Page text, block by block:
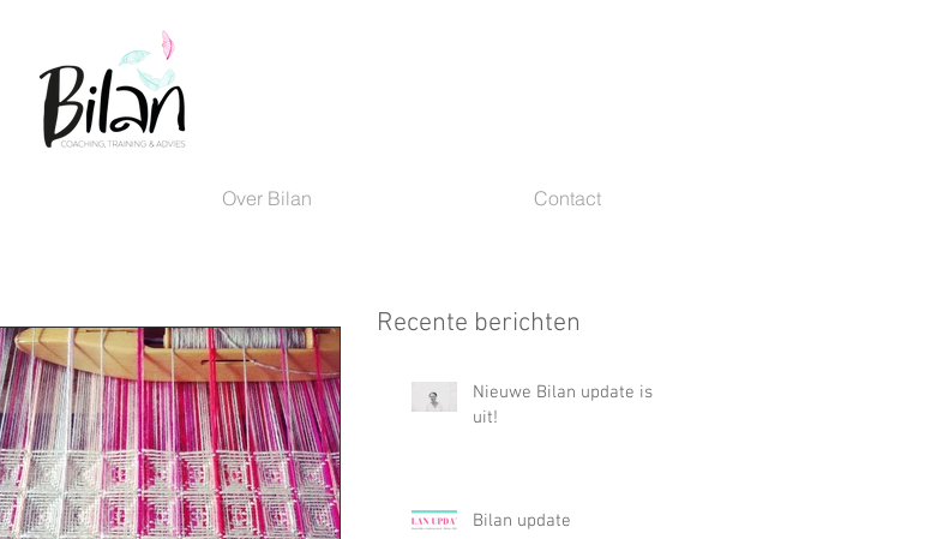
Over Bilan Contact
Recente berichten
Nieuwe Bilan update is
uit!
Bilan update